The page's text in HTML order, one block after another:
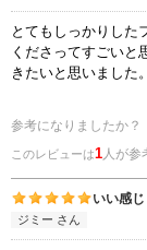
とてもしっかりした
くださってすごいと
きたいと思いました。
参考になりましたか？
このレビューは1人が参
いい感じ
ジミー さん